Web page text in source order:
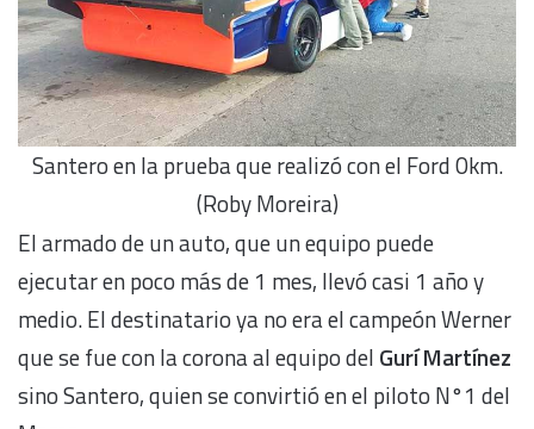
Santero en la prueba que realizó con el Ford 0km.
(Roby Moreira)
El armado de un auto, que un equipo puede
ejecutar en poco más de 1 mes, llevó casi 1 año y
medio. El destinatario ya no era el campeón Werner
que se fue con la corona al equipo del Gurí Martínez
sino Santero, quien se convirtió en el piloto N°1 del